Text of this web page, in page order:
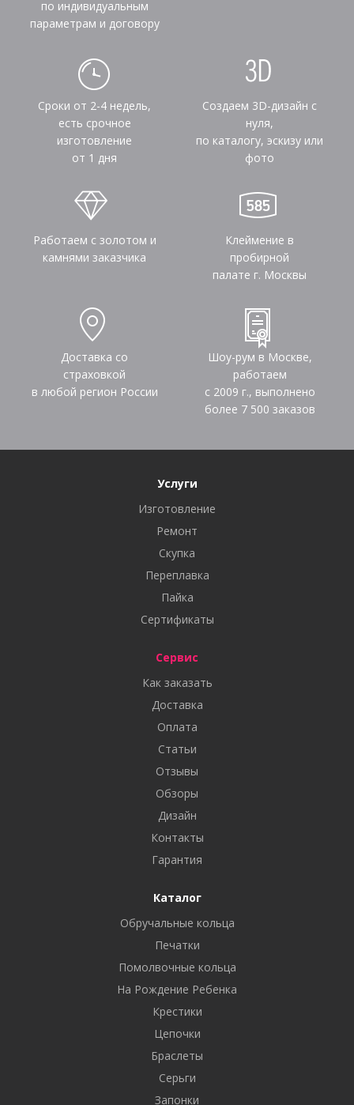
по индивидуальным
параметрам и договору
Сроки от 2-4 недель,
есть срочное
изготовление
от 1 дня
Создаем 3D-дизайн с
нуля,
по каталогу, эскизу или
фото
Работаем с золотом и
камнями заказчика
Клеймение в
пробирной
палате г. Москвы
Доставка со
страховкой
в любой регион России
Шоу-рум в Москве,
работаем
с 2009 г., выполнено
более 7 500 заказов
Услуги
Изготовление
Ремонт
Скупка
Переплавка
Пайка
Сертификаты
Сервис
Как заказать
Доставка
Оплата
Статьи
Отзывы
Обзоры
Дизайн
Контакты
Гарантия
Каталог
Обручальные кольца
Печатки
Помолвочные кольца
На Рождение Ребенка
Крестики
Цепочки
Браслеты
Серьги
Запонки